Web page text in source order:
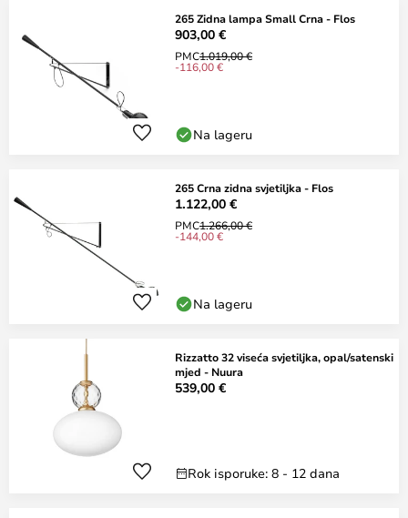
265 Zidna lampa Small Crna - Flos
903,00 €
PMC1.019,00 €
-116,00 €
Na lageru
265 Crna zidna svjetiljka - Flos
1.122,00 €
PMC1.266,00 €
-144,00 €
Na lageru
Rizzatto 32 viseća svjetiljka, opal/satenski
mjed - Nuura
539,00 €
Rok isporuke: 8 - 12 dana